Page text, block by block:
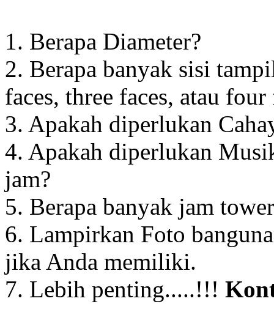
1. Berapa Diameter?
2. Berapa banyak sisi
faces, three faces, atau four
3. Apakah diperlukan
4. Apakah diperlukan
jam?
5. Berapa banyak jam
6. Lampirkan Foto
jika Anda memiliki.
7. Lebih penting.....!!!